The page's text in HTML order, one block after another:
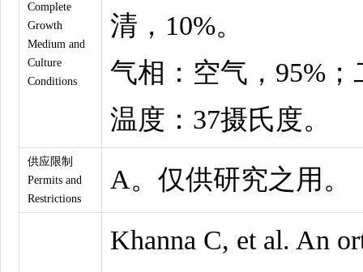
Complete
Growth
Medium and
Culture
Conditions
清，10%。
气相：空气，95%
温度：37摄氏度。
供应限制
Permits and
Restrictions
A。仅供研究之用。
Khanna C, et al. An